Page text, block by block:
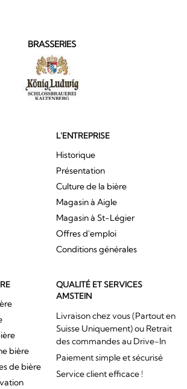
BRASSERIES
L'ENTREPRISE
Historique
Présentation
Culture de la bière
Magasin à Aigle
Magasin à St-Légier
Offres d'emploi
Conditions générales
bière
de bière
QUALITÉ ET SERVICES
AMSTEIN
Livraison chez vous (Partout en
Suisse Uniquement) ou Retrait
des commandes au Drive-In
Paiement simple et sécurisé
Service client efficace !